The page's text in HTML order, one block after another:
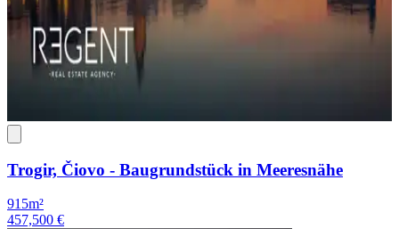
Trogir, Čiovo - Baugrundstück in Meeresnähe
915m²
457,500 €